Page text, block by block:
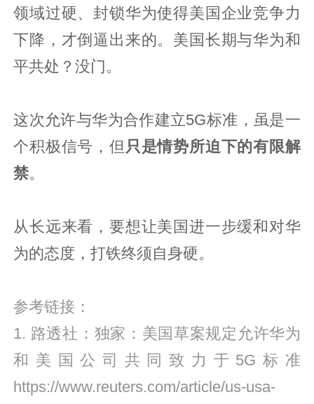
领域过硬、封锁华为使得美国企业竞争力
下降，才倒逼出来的。美国长期与华为和
平共处？没门。
这次允许与华为合作建立5G标准，虽是一
个积极信号，但 只是情势所迫下的有限解
禁。
从长远来看，要想让美国进一步缓和对华
为的态度，打铁终须自身硬。
参考链接：
1. 路透社：独家：美国草案规定允许华为
和美国公司共同致力于5G标准
https://www.reuters.com/article/us-usa-